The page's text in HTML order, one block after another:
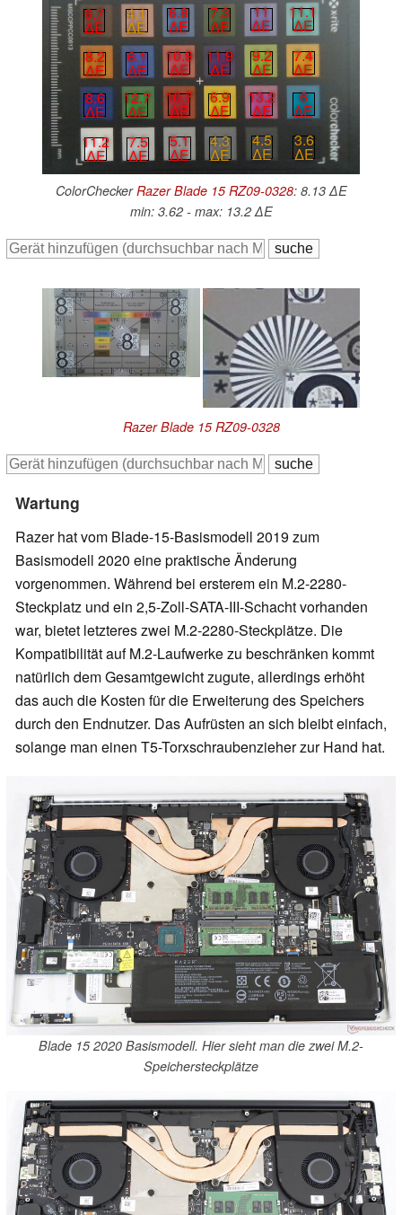
6.7
∆E
4.1
∆E
6.8
∆E
7.3
∆E
11
∆E
11.1
∆E
8.2
∆E
6.1
∆E
10.9
∆E
11.9
∆E
9.2
∆E
7.4
∆E
8.6
∆E
12.7
∆E
10.7
∆E
6.9
∆E
13.2
∆E
6
∆E
11.2
∆E
7.5
∆E
5.1
∆E
4.3
∆E
4.5
∆E
3.6
∆E
ColorCheckerRazer Blade 15 RZ09-0328: 8.13 ∆E
min: 3.62 - max: 13.2 ∆E
Razer Blade 15 RZ09-0328
Wartung
Razer hat vom Blade-15-Basismodell 2019 zum
Basismodell 2020 eine praktische Änderung
vorgenommen. Während bei ersterem ein M.2-2280-
Steckplatz und ein 2,5-Zoll-SATA-III-Schacht vorhanden
war, bietet letzteres zwei M.2-2280-Steckplätze. Die
Kompatibilität auf M.2-Laufwerke zu beschränken kommt
natürlich dem Gesamtgewicht zugute, allerdings erhöht
das auch die Kosten für die Erweiterung des Speichers
durch den Endnutzer. Das Aufrüsten an sich bleibt einfach,
solange man einen T5-Torxschraubenzieher zur Hand hat.
Blade 15 2020 Basismodell. Hier sieht man die zwei M.2-
Speichersteckplätze